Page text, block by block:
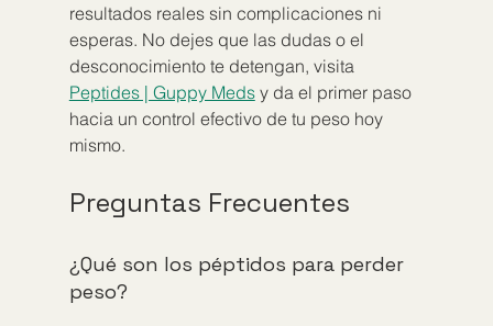
resultados reales sin complicaciones ni
esperas. No dejes que las dudas o el
desconocimiento te detengan, visita
Peptides | Guppy Meds y da el primer paso
hacia un control efectivo de tu peso hoy
mismo.
Preguntas Frecuentes
¿Qué son los péptidos para perder
peso?